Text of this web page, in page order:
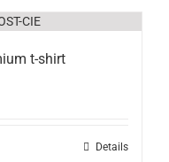
t-shirt
Details